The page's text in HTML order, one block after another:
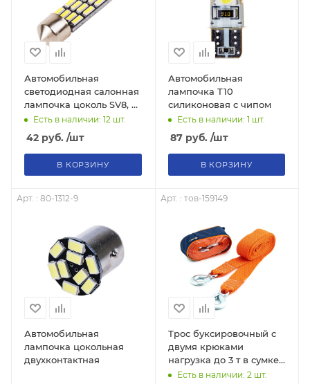
Автомобильная
светодиодная салонная
лампочка цоколь SV8, 5
41мм.
Есть в наличии: 12 шт.
42 руб. /шт
В КОРЗИНУ
Автомобильная
лампочка Т10
силиконовая с чипом
Есть в наличии: 1 шт.
87руб. /шт
В КОРЗИНУ
Арт. : 80-1312-9
Автомобильная
лампочка цокольная
двухконтактная
Арт. : тов-159149
Трос буксировочный с
двумя крюками
нагрузка до 3 т в сумке,
тов-159149
Есть в наличии: 2шт.